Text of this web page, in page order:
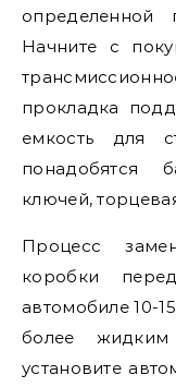
определенной
Начните с
прокладка
емкость для
понадобятся
ключей,
Процесс
коробки
автомобиле 10-
более
установите